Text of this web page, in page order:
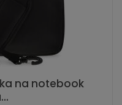
na notebook